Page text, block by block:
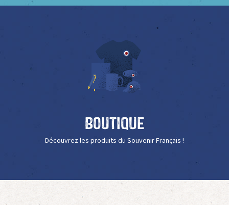
Boutique
Découvrez les produits du Souvenir Français !